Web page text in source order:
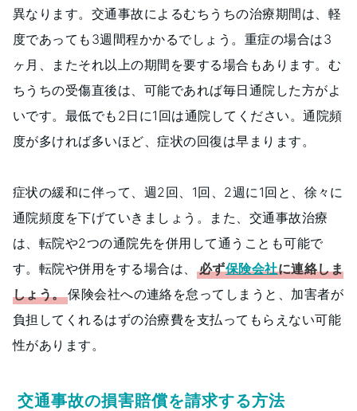
異なります。交通事故によるむちうちの治療期間は、軽
度であっても3週間程かかるでしょう。重症の場合は3
ヶ月、またそれ以上の期間を要する場合もあります。む
ちうちの受傷直後は、可能であれば毎日通院した方がよ
いです。最低でも2日に1回は通院してください。通院頻
度が多ければ多いほど、症状の回復は早まります。
症状の緩和に伴って、週2回、1回、2週に1回と、徐々に
通院頻度を下げていきましょう。また、交通事故治療
は、転院や2つの通院先を併用して通うことも可能で
す。転院や併用をする場合は、
必ず保険会社に連絡しま
しょう。保険会社への連絡を怠ってしまうと、加害者が
負担してくれるはずの治療費を支払ってもらえない可能
性があります。
交通事故の損害賠償を請求する方法